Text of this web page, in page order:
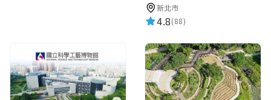
新北市
4.8(88)